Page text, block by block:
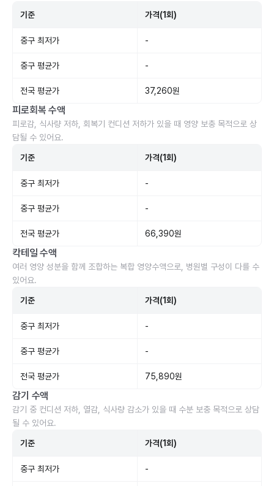
기준 가격(1회)
중구 최저가 -
중구 평균가 -
전국 평균가 37,260원
피로회복 수액
피로감, 식사량 저하, 회복기 컨디션 저하가 있을 때 영양 보충 목적으로 상
담될 수 있어요.
기준 가격(1회)
중구 최저가 -
중구 평균가 -
전국 평균가 66,390원
칵테일 수액
여러 영양 성분을 함께 조합하는 복합 영양수액으로, 병원별 구성이 다를 수
있어요.
기준 가격(1회)
중구 최저가 -
중구 평균가 -
전국 평균가 75,890원
감기 수액
감기 중 컨디션 저하, 열감, 식사량 감소가 있을 때 수분 보충 목적으로 상담
될 수 있어요.
기준 가격(1회)
중구 최저가 -